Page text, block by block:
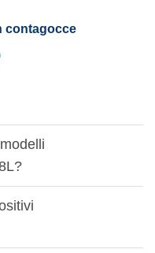
contagocce